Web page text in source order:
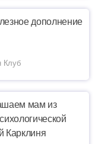
дополнение
Клуб
мам из
Карклиня